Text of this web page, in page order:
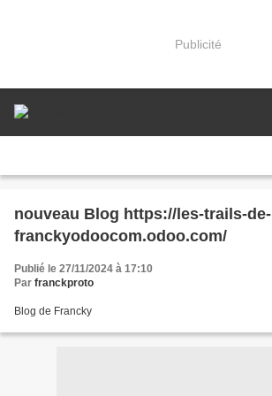
Publicité
nouveau Blog https://les-trails-de-
franckyodoocom.odoo.com/
Publié le 27/11/2024 à 17:10
Par franckproto
Blog de Francky